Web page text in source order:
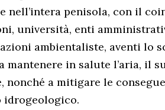
nell’intera penisola, con il
università, enti
ambientaliste, aventi lo
mantenere in salute l’aria, il
nonché a mitigare le
idrogeologico.